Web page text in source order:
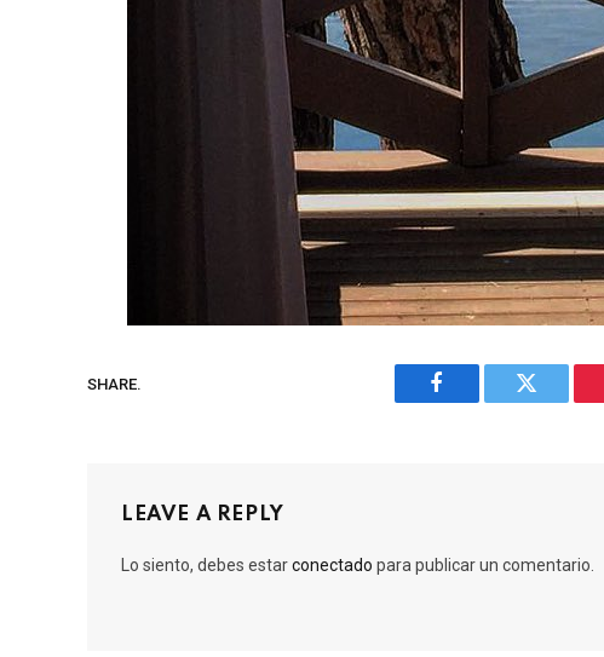
SHARE.
Facebook Twitter
LEAVE A REPLY
Lo siento, debes estarconectado para publicar un comentario.